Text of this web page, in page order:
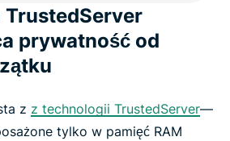
prywatność od
z z technologii TrustedServer—
tylko w pamięć RAM